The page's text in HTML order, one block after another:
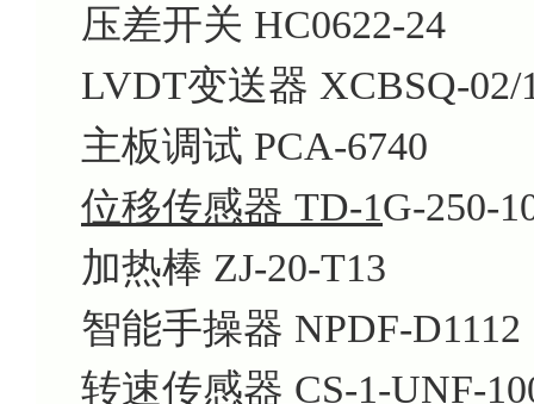
压差开关 HC0622-24
LVDT变送器 XCBSQ-02/
主板调试 PCA-6740
位移传感器 TD-1G-250-
加热棒 ZJ-20-T13
智能手操器 NPDF-D1112
转速传感器 CS-1-UNF-